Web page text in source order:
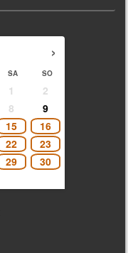
›
SA SO
1
2
8
9
15
16
22
23
29
30